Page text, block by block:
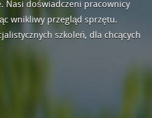
Nasi doświadczeni pracownicy
wnikliwy przegląd sprzętu.
szkoleń, dla chcących